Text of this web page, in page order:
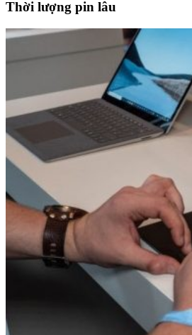
Thời lượng pin lâu